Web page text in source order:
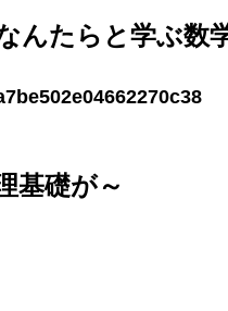
んたらと学ぶ数
基礎が～